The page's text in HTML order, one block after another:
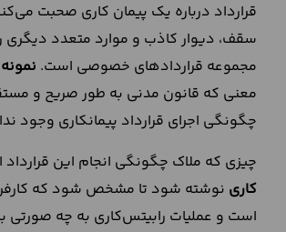
قرارداد درباره یک پیمان کاری صحبت
سقف، دیوار کاذب و موارد متعدد دیگری را
مجموعه قراردادهای خصوصی است.
معنی که قانون مدنی به طور صریح و
چگونگی اجرای قرارداد پیمانکاری وجود
چیزی که ملاک چگونگی انجام این
کاری نوشته شود تا مشخص شود که
است و عملیات رابیتس‌کاری به چه صورتی